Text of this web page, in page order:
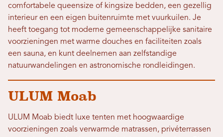
comfortabele queensize of kingsize bedden, een gezellig
interieur en een eigen buitenruimte met vuurkuilen. Je
heeft toegang tot moderne gemeenschappelijke sanitaire
voorzieningen met warme douches en faciliteiten zoals
een sauna, en kunt deelnemen aan zelfstandige
natuurwandelingen en astronomische rondleidingen.
ULUM Moab
ULUM Moab biedt luxe tenten met hoogwaardige
voorzieningen zoals verwarmde matrassen, privéterrassen